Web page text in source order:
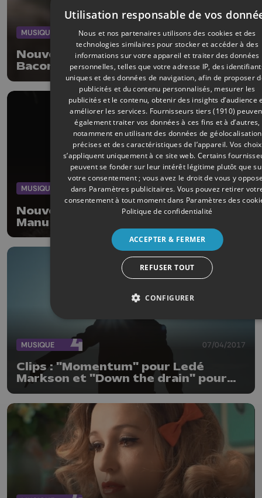
MUSIQUE 18/10/2017
Nouveaux clips pour Pale Grey,
Bacon Caravan Creek et Gaëtan
MUSIQUE 06/05/2017
Nouveaux clips liégeois : Pale Grey,
Manu Louis et Six SeveN
MUSIQUE 07/04/2017
Clips : "Momentum" pour Ledé
Markson et "Down the drain" pour
Utilisation responsable de vos
Nous et nos partenaires utilisons des cookies et des
technologies similaires pour stocker et accéder à des
informations sur votre appareil et traiter des données
personnelles, telles que votre adresse IP, des
uniques et des données de navigation, afin de proposer
publicités et du contenu personnalisés, mesurer les
publicités et le contenu, obtenir des insights d’audience
améliorer les services. Fournisseurs tiers (1910)
également traiter vos données à ces fins et à d’autres,
notamment en utilisant des données de géolocalisation
précises et des caractéristiques de l’appareil. Vos choix
s’appliquent uniquement à ce site web. Certains
peuvent se fonder sur leur intérêt légitime plutôt que
votre consentement ; vous avez le droit de vous y
dans Paramètres publicitaires. Vous pouvez retirer
consentement à tout moment dans Paramètres des
Politique de confidentialité
ACCEPTER & FERMER
REFUSER TOUT
CONFIGURER